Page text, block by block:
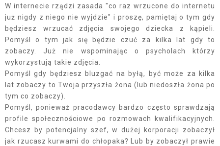
W internecie rządzi zasada "co raz wrzucone do internetu
już nigdy z niego nie wyjdzie" i proszę, pamiętaj o tym gdy
będziesz wrzucać zdjęcia swojego dziecka z kąpieli.
Pomyśl o tym jak się będzie czuć za kilka lat gdy to
zobaczy. Już nie wspominając o psycholach którzy
wykorzystują takie zdjęcia.
Pomyśl gdy będziesz bluzgać na byłą, być może za kilka
lat zobaczy to Twoja przyszła żona (lub niedoszła żona po
tym co zobaczy).
Pomyśl, ponieważ pracodawcy bardzo często sprawdzają
profile społecznościowe po rozmowach kwalifikacyjnych.
Chcesz by potencjalny szef, w dużej korporacji zobaczył
jak rzucasz kurwami do chłopaka? Lub by zobaczył prawie